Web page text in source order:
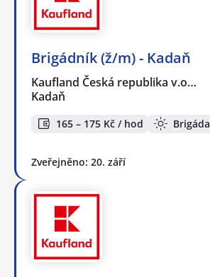
Brigádník (ž/m) - Kadaň
Kaufland Česká republika v.o…
Kadaň
165 – 175 Kč / hod Brigáda
Zveřejněno: 20. září